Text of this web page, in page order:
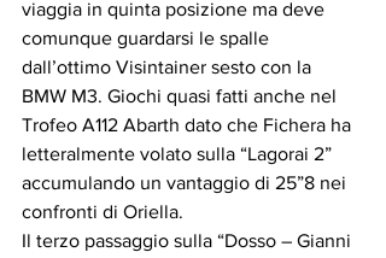
viaggia in quinta posizione ma deve
comunque guardarsi le spalle
dall’ottimo Visintainer sesto con la
BMW M3. Giochi quasi fatti anche nel
Trofeo A112 Abarth dato che Fichera ha
letteralmente volato sulla “Lagorai 2”
accumulando un vantaggio di 25”8 nei
confronti di Oriella.
Il terzo passaggio sulla “Dosso – Gianni